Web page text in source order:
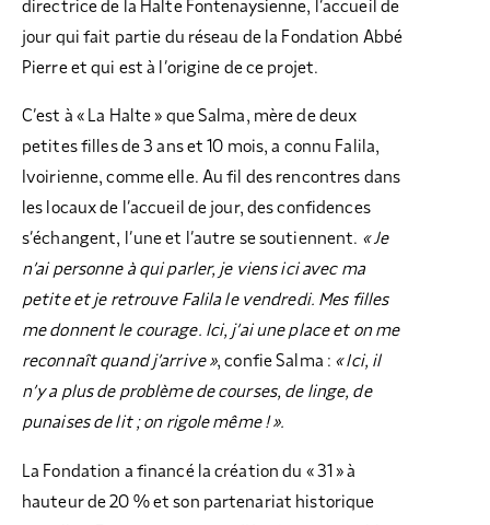
directrice de la Halte Fontenaysienne, l’accueil de
jour qui fait partie du réseau de la Fondation Abbé
Pierre et qui est à l’origine de ce projet.
C’est à « La Halte » que Salma, mère de deux
petites filles de 3 ans et 10 mois, a connu Falila,
Ivoirienne, comme elle. Au fil des rencontres dans
les locaux de l’accueil de jour, des confidences
s’échangent, l’une et l’autre se soutiennent. « Je
n’ai personne à qui parler, je viens ici avec ma
petite et je retrouve Falila le vendredi. Mes filles
me donnent le courage. Ici, j’ai une place et on me
reconnaît quand j’arrive », confie Salma : « Ici, il
n’y a plus de problème de courses, de linge, de
punaises de lit ; on rigole même ! ».
La Fondation a financé la création du « 31 » à
hauteur de 20 % et son partenariat historique